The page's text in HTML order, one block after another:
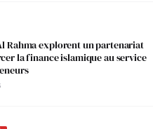
Rahma explorent un partenariat
la finance islamique au service